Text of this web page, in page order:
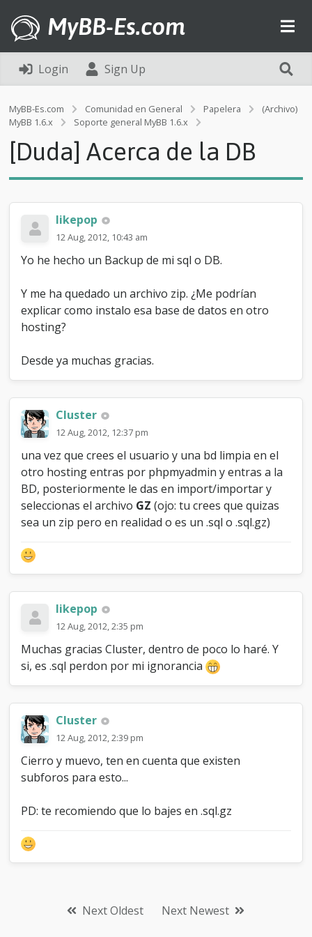
MyBB-Es.com
Login Sign Up
MyBB-Es.com Comunidad en General Papelera
(Archivo)
MyBB 1.6.x
Soporte general MyBB 1.6.x
u
d
a
A
c
a
e
l
[Duda] Acerca de la DB
likepop
12 Aug, 2012, 10:43 am
Yo he hecho un Backup de mi sql o DB.
Y me ha quedado un archivo zip. ¿Me podrían
explicar como instalo esa base de datos en otro
hosting?
Desde ya muchas gracias.
Cluster
12 Aug, 2012, 12:37 pm
una vez que crees el usuario y una bd limpia en el
otro hosting entras por phpmyadmin y entras a la
BD, posteriormente le das en import/importar y
seleccionas el archivo GZ (ojo: tu crees que quizas
sea un zip pero en realidad o es un .sql o .sql.gz)
likepop
12 Aug, 2012, 2:35 pm
Muchas gracias Cluster, dentro de poco lo haré. Y
si, es .sql perdon por mi ignorancia
Cluster
12 Aug, 2012, 2:39 pm
Cierro y muevo, ten en cuenta que existen
subforos para esto...
PD: te recomiendo que lo bajes en .sql.gz
Next Oldest Next Newest